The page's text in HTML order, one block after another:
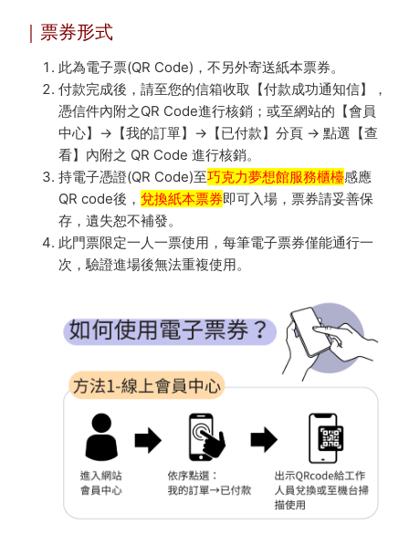
｜票券形式
此為電子票(QR Code)，不另外寄送紙本票券。
付款完成後，請至您的信箱收取【付款成功通知信】，
憑信件內附之QR Code進行核銷；或至網站的【會員
中心】→【我的訂單】→【已付款】分頁 → 點選【查
看】內附之 QR Code 進行核銷。
持電子憑證(QR Code)至巧克力夢想館服務櫃檯感應
QR code後， 兌換紙本票券即可入場，票券請妥善保
存，遺失恕不補發。
此門票限定一人一票使用，每筆電子票券僅能通行一
次，驗證進場後無法重複使用。